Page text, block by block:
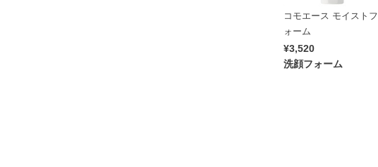
コモエース モイストフ
ォーム
¥3,520
洗顔フォーム